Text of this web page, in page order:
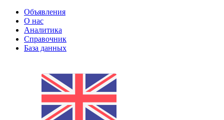
Объявления
О нас
Аналитика
Справочник
База данных